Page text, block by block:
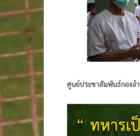
ศูนย์ประชาสัมพันธ์กองอ